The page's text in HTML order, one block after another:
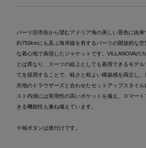
バーリ旧市街から望むアドリア海の美しい景色に由来
約750kmにも及ぶ海岸線を有するバーリの開放的な
な着心地で表現したジャケットです。VILLANOVAの
とは異なり、スーツの組上としても着用できるモデ
てを採用することで、軽さと程よい構築感を両立し、
共地のトラウザーズと合わせたセットアップスタイル
スト内側には実用性の高いポケットを備え、スマー
きる機能性も兼ね備えています。
※袖ボタンは後付けです。